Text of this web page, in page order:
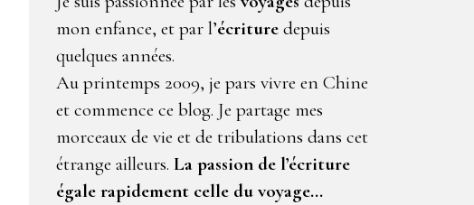
mon enfance, et par l’écriture depuis
quelques années.
Au printemps 2009, je pars vivre en Chine
et commence ce blog. Je partage mes
morceaux de vie et de tribulations dans cet
étrange ailleurs. La passion de l’écriture
égale rapidement celle du voyage…